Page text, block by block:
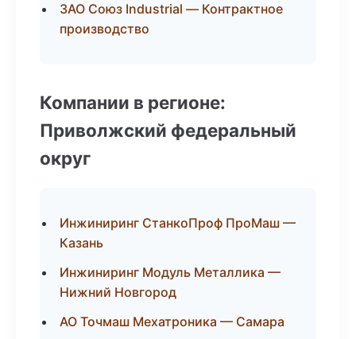
ЗАО Союз Industrial — Контрактное
производство
Компании в регионе:
Приволжский федеральный
округ
Инжиниринг СтанкоПроф ПроМаш —
Казань
Инжиниринг Модуль Металлика —
Нижний Новгород
АО Точмаш Мехатроника — Самара